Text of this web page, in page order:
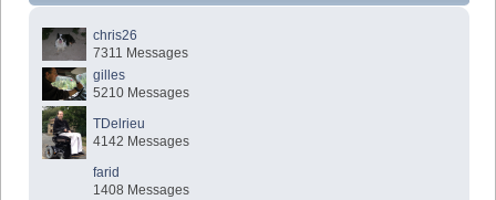
chris26
7311 Messages
gilles
5210 Messages
TDelrieu
4142 Messages
farid
1408 Messages